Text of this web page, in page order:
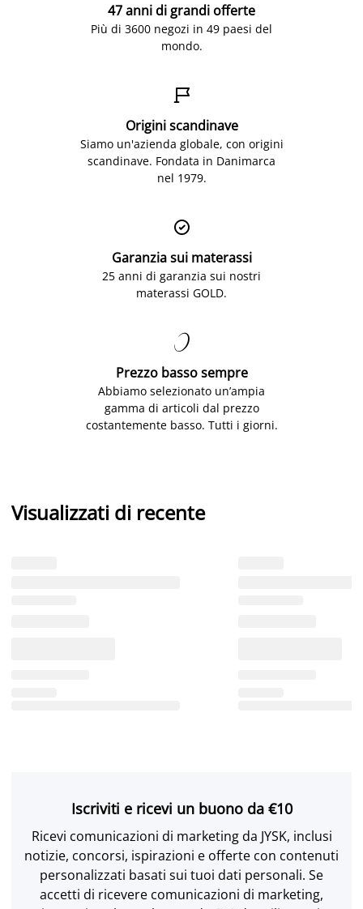
47 anni di grandi offerte
Più di 3600 negozi in 49 paesi del
mondo.

Origini scandinave
Siamo un'azienda globale, con origini
scandinave. Fondata in Danimarca
nel 1979.

Garanzia sui materassi
25 anni di garanzia sui nostri
materassi GOLD.

Prezzo basso sempre
Abbiamo selezionato un’ampia
gamma di articoli dal prezzo
costantemente basso. Tutti i giorni.
Visualizzati di recente
Iscriviti e ricevi un buono da €10
Ricevi comunicazioni di marketing da JYSK, inclusi
notizie, concorsi, ispirazioni e offerte con contenuti
personalizzati basati sui tuoi dati personali. Se
accetti di ricevere comunicazioni di marketing,